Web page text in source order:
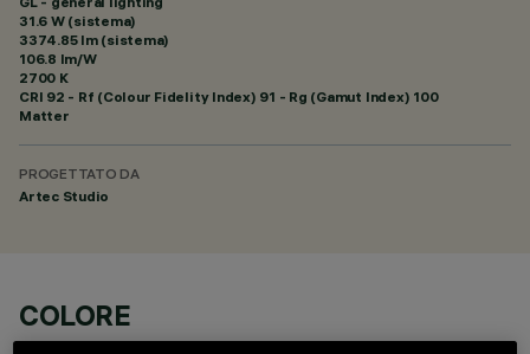
31.6 W (sistema)
3374.85 lm (sistema)
106.8 lm/W
2700 K
CRI 92 - Rf (Colour Fidelity Index) 91 - Rg (Gamut Index) 100
Matter
PROGETTATO DA
Artec Studio
COLORE